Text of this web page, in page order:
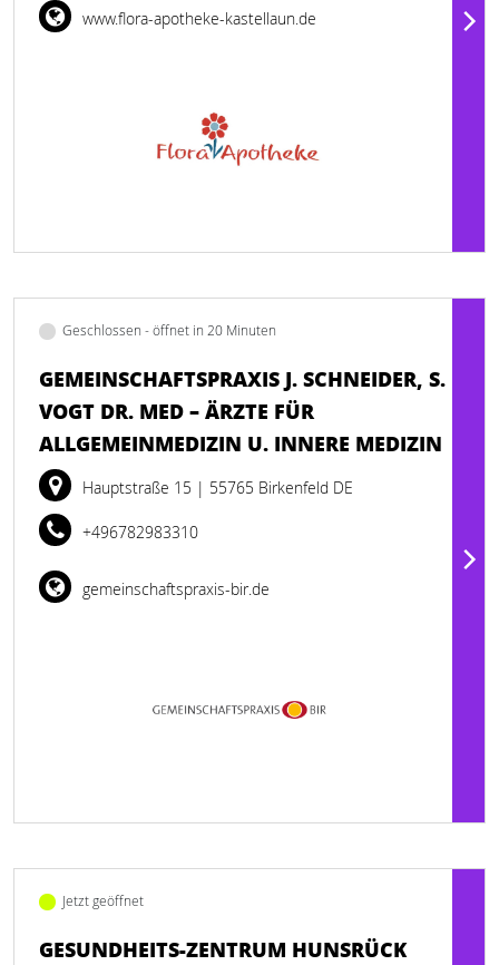
www.flora-apotheke-kastellaun.de
Geschlossen - öffnet in 20 Minuten
GEMEINSCHAFTSPRAXIS J. SCHNEIDER, S.
VOGT DR. MED – ÄRZTE FÜR
ALLGEMEINMEDIZIN U. INNERE MEDIZIN
Hauptstraße 15 | 55765 Birkenfeld DE
+496782983310
gemeinschaftspraxis-bir.de
Jetzt geöffnet
GESUNDHEITS-ZENTRUM HUNSRÜCK